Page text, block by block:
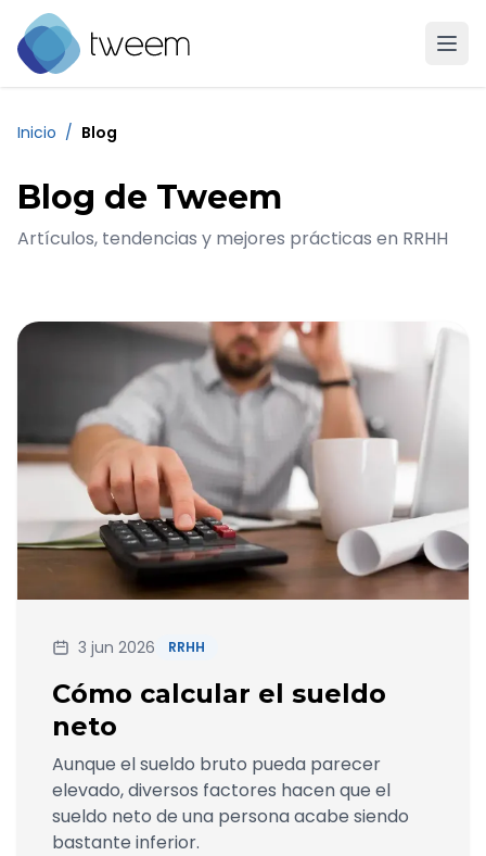
Ir a la página de inicio de Tweem
Inicio / Blog
Blog de Tweem
Artículos, tendencias y mejores prácticas en RRHH
3 jun 2026 RRHH
Cómo calcular el sueldo
neto
Aunque el sueldo bruto pueda parecer
elevado, diversos factores hacen que el
sueldo neto de una persona acabe siendo
bastante inferior.